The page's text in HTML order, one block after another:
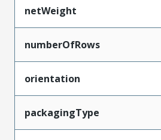
netWeight
numberOfRows
orientation
packagingType